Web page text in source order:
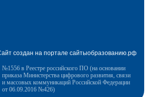
создан на портале сайтыобразованию.рф
№1556 в Реестре российского ПО (на основании
приказа Министерства цифрового развития, связи
и массовых коммуникаций Российской Федерации
от 06.09.2016 №426)